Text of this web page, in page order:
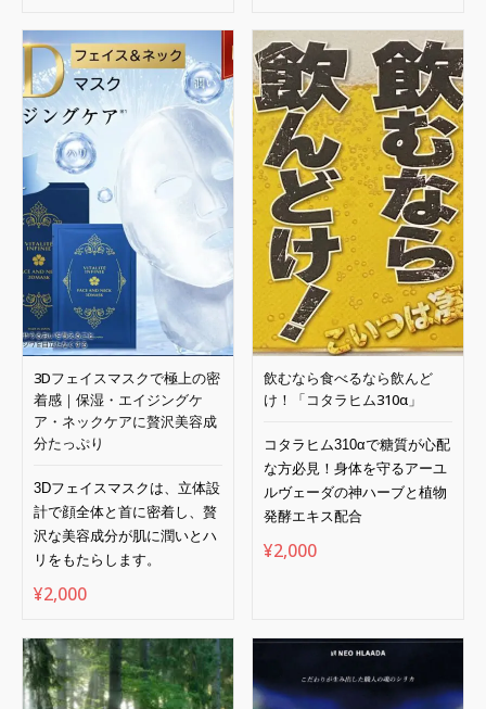
価
格
は
¥2,750
で
し
た。
の
価
格
は
¥1,925
で
す。
3Dフェイスマスクで極上の密
着感｜保湿・エイジングケ
ア・ネックケアに贅沢美容成
分たっぷり
3Dフェイスマスクは、立体設
計で顔全体と首に密着し、贅
沢な美容成分が肌に潤いとハ
リをもたらします。
¥2,000
飲むなら食べるなら飲んど
け！「コタラヒム310α」
コタラヒム310αで糖質が心配
な方必見！身体を守るアーユ
ルヴェーダの神ハーブと植物
発酵エキス配合
¥2,000